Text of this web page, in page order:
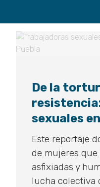
De la
sexuales
Este reportaje
de mujeres que
asfixiadas y
lucha colectiva